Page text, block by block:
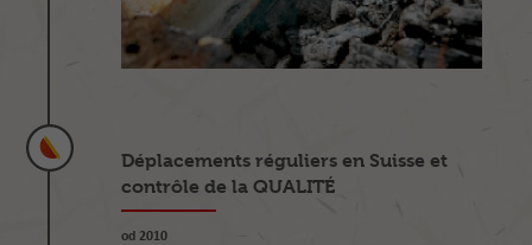
Déplacements réguliers en Suisse et
contrôle de la QUALITÉ
od 2010